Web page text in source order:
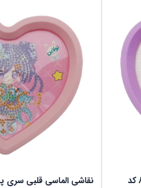
نقاشی الماسی قلبی سری پرنسس طرح 8 کد